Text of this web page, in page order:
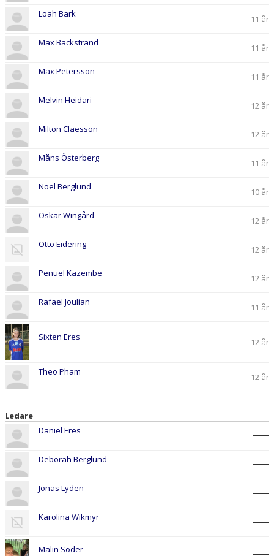
Loah Bark 11 år
Max Bäckstrand 11 år
Max Petersson 11 år
Melvin Heidari 12 år
Milton Claesson 12 år
Måns Österberg 11 år
Noel Berglund 10 år
Oskar Wingård 12 år
Otto Eidering 12 år
Penuel Kazembe 12 år
Rafael Joulian 11 år
Sixten Eres 12 år
Theo Pham 12 år
Ledare
Daniel Eres
Deborah Berglund
Jonas Lyden
Karolina Wikmyr
Malin Söder